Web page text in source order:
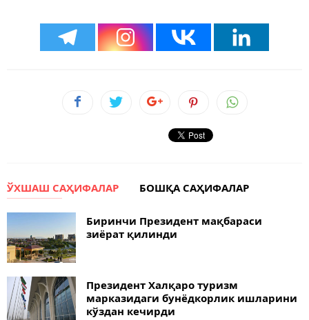
ЎХШАШ САҲИФАЛАР БОШҚА САҲИФАЛАР
Биринчи Президент мақбараси
зиёрат қилинди
Президент Халқаро туризм
марказидаги бунёдкорлик ишларини
кўздан кечирди